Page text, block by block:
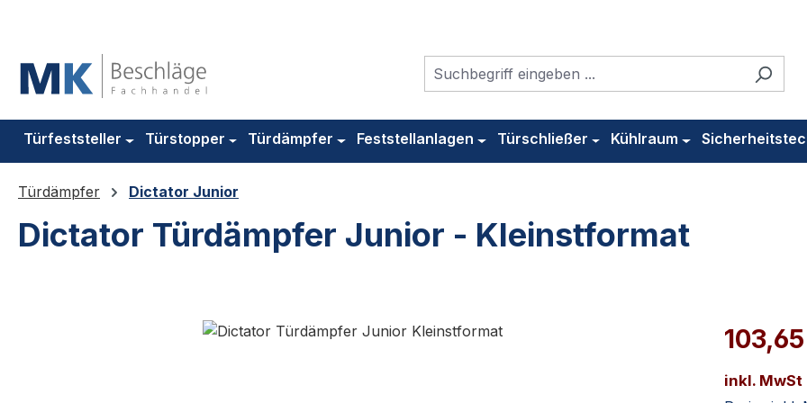
Türfeststeller Türstopper Türdämpfer Feststellanlagen Türschließer Kühlraum
Türdämpfer Dictator Junior
Dictator Türdämpfer Junior - Kleinstformat
inkl. MwSt